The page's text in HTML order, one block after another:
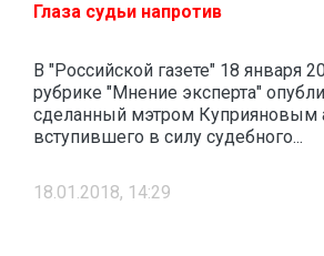
Глаза судьи напротив
В "Российской газете" 18 января
рубрике "Мнение эксперта"
сделанный мэтром Куприяновым
вступившего в силу судебного...
18.01.2018, 14:29